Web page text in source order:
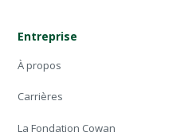
Entreprise
À propos
Carrières
La Fondation Cowan